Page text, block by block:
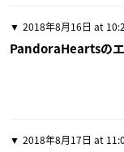
2018年8月16日 at
PandoraHeartsの
2018年8月17日 at